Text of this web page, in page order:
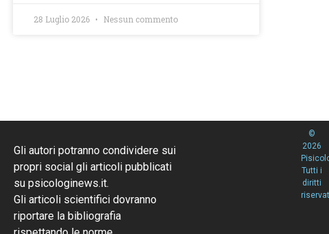
28 Luglio 2026 Nessun commento
Gli autori potranno condividere sui
propri social gli articoli pubblicati
su psicologinews.it.
Gli articoli scientifici dovranno
riportare la bibliografia
©
2026
Tutti i
diritti